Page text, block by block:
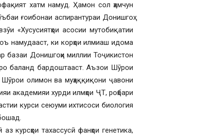
хатм намуд. Ҳамон сол ҳамчун
ғоибонаи аспирантураи Донишгоҳ
«Хусусиятҳои асосии мутобиқатии
намудааст, ки корҳои илмиаш идома
базаи Донишгоҳи миллии Тоҷикистон
баланд бардоштааст. Аъзои Шӯрои
олимон ва муҳаққиқони ҷавони
академияи хурди илмҳои ҶТ, роҳбари
курси сеюуми ихтисоси биология
курсҳои тахассусӣ фанҳои генетика,